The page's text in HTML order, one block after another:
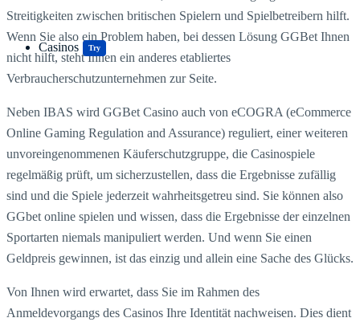
Casinos Try
Streitigkeiten zwischen britischen Spielern und Spielbetreibern hilft.
Wenn Sie also ein Problem haben, bei dessen Lösung GGBet Ihnen
nicht hilft, steht Ihnen ein anderes etabliertes
Verbraucherschutzunternehmen zur Seite.
Neben IBAS wird GGBet Casino auch von eCOGRA (eCommerce
Online Gaming Regulation and Assurance) reguliert, einer weiteren
unvoreingenommenen Käuferschutzgruppe, die Casinospiele
regelmäßig prüft, um sicherzustellen, dass die Ergebnisse zufällig
sind und die Spiele jederzeit wahrheitsgetreu sind. Sie können also
GGbet online spielen und wissen, dass die Ergebnisse der einzelnen
Sportarten niemals manipuliert werden. Und wenn Sie einen
Geldpreis gewinnen, ist das einzig und allein eine Sache des Glücks.
Von Ihnen wird erwartet, dass Sie im Rahmen des
Anmeldevorgangs des Casinos Ihre Identität nachweisen. Dies dient